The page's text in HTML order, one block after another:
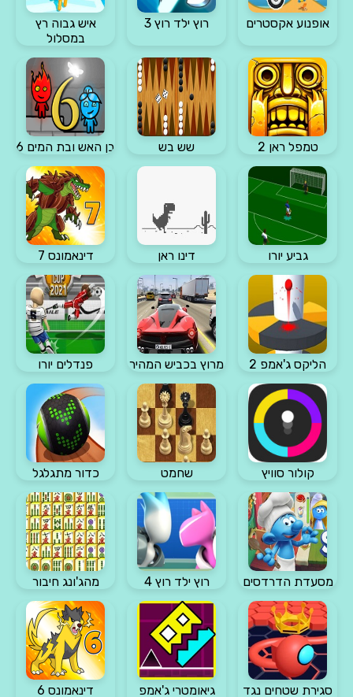
אופנוע אקסטרים רוץ ילד רוץ 3
איש גבוה רץ
במסלול
טמפל ראן 2 שש בש בן האש ובת המים 6
גביע יורו דינו ראן דינאמונס 7
הליקס ג'אמפ 2 מרוץ בכביש המהיר פנדלים יורו
קולור סוויץ שחמט כדור מתגלגל
מסעדת הדרדסים רוץ ילד רוץ 4 מהג'ונג חיבור
סגירת שטחים נגד
גיאומטרי ג'אמפ דינאמונס 6